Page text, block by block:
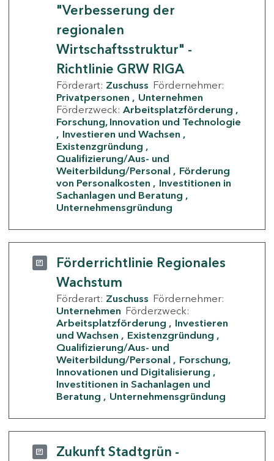
"Verbesserung der
regionalen
Wirtschaftsstruktur" -
Richtlinie GRW RIGA
Förderart: Zuschuss Fördernehmer:
Privatpersonen
Unternehmen
Förderzweck: Arbeitsplatzförderung
Forschung, Innovation und Technologie
Investieren und Wachsen
Existenzgründung
Qualifizierung/Aus- und
Weiterbildung/Personal
Förderung
von Personalkosten
Investitionen in
Sachanlagen und Beratung
Unternehmensgründung
Förderrichtlinie Regionales
Wachstum
Förderart: Zuschuss Fördernehmer:
Unternehmen Förderzweck:
Arbeitsplatzförderung
Investieren
und Wachsen
Existenzgründung
Qualifizierung/Aus- und
Weiterbildung/Personal
Forschung,
Innovationen und Digitalisierung
Investitionen in Sachanlagen und
Beratung
Unternehmensgründung
Zukunft Stadtgrün -